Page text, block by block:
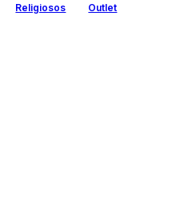
Religiosos Outlet